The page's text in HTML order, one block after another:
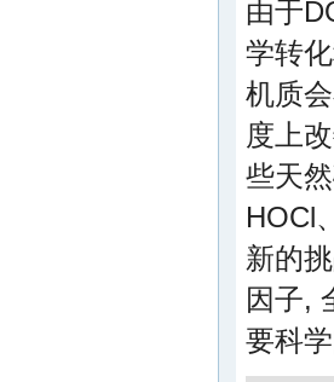
由于
学转
机质
度上
些天
HOCl
新的
因子,
要科